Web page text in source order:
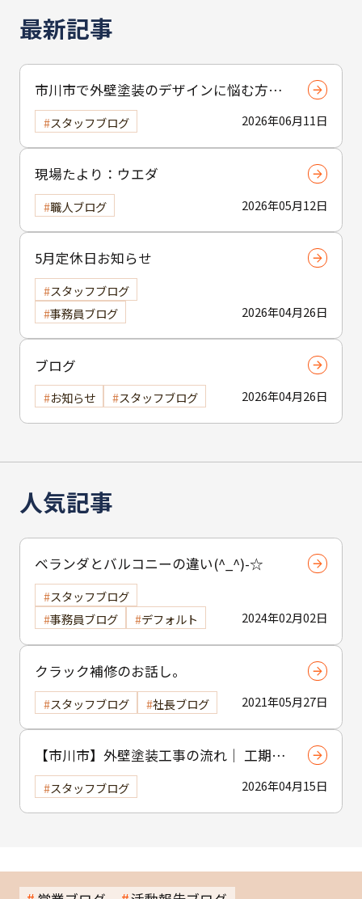
最新記事
市川市で外壁塗装のデザインに悩む方へ
｜ 色選びの失敗を防ぐポイント
2026年06月11日
スタッフブログ
現場たより：ウエダ
2026年05月12日
職人ブログ
5月定休日お知らせ
2026年04月26日
スタッフブログ
事務員ブログ
ブログ
2026年04月26日
お知らせ スタッフブログ
人気記事
ベランダとバルコニーの違い(^_^)-☆
2024年02月02日
スタッフブログ
事務員ブログ
デフォルト
クラック補修のお話し。
2021年05月27日
スタッフブログ 社長ブログ
【市川市】外壁塗装工事の流れ｜ 工期・
工程・作業内容をわかりやすく解説2026年04月15日
スタッフブログ